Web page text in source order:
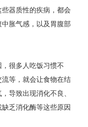
器质性的疾病，都会
胀气感，以及胃腹部
很多人吃饭习惯不
等，就会让食物在结
导致出现消化不良、
乏消化酶等这些原因